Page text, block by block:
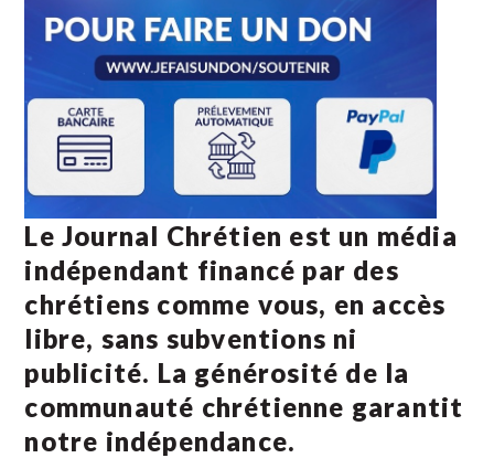
Le Journal Chrétien est un média
indépendant financé par des
chrétiens comme vous, en accès
libre, sans subventions ni
publicité. La générosité de la
communauté chrétienne garantit
notre indépendance.